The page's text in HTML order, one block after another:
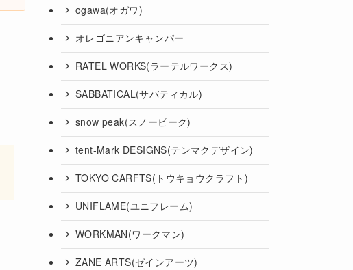
ogawa(オガワ)
オレゴニアンキャンパー
RATEL WORKS(ラーテルワークス)
SABBATICAL(サバティカル)
snow peak(スノーピーク)
tent-Mark DESIGNS(テンマクデザイン)
TOKYO CARFTS(トウキョウクラフト)
UNIFLAME(ユニフレーム)
WORKMAN(ワークマン)
ZANE ARTS(ゼインアーツ)